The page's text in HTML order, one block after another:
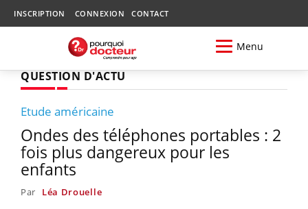
INSCRIPTION CONNEXION CONTACT
Menu
QUESTION D'ACTU
Etude américaine
Ondes des téléphones portables : 2
fois plus dangereux pour les
enfants
Par Léa Drouelle